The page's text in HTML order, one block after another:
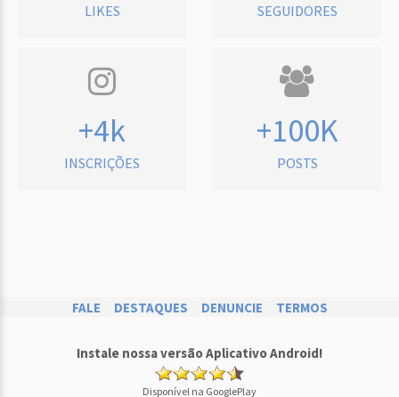
LIKES SEGUIDORES
+4k
INSCRIÇÕES
+100K
POSTS
FALE DESTAQUES DENUNCIE TERMOS
Instale nossa versão Aplicativo Android!
Disponível na GooglePlay